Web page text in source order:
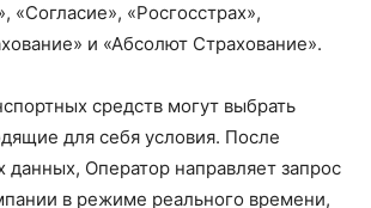
«Согласие», «Росгосстрах»,
и «Абсолют Страхование».
средств могут выбрать
для себя условия. После
данных, Оператор направляет запрос
в режиме реального времени,